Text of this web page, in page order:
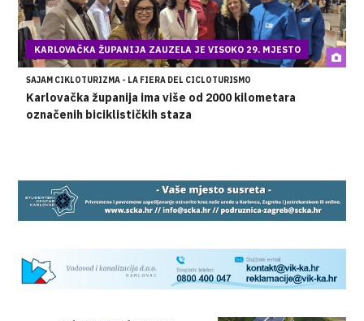
KARLOVAČKA ŽUPANIJA ZAUZELA JE VISOKO 29. MJESTO
SAJAM CIKLOTURIZMA - LA FIERA DEL CICLOTURISMO
Karlovačka županija ima više od 2000 kilometara
označenih biciklističkih staza